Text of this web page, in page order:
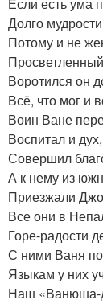
Если есть ума
Долго
Потому и не
Воротился он
Всё, что мог и
Воин Ване
Воспитал и
Совершил
А к нему из
Приезжали
Все они в
Горе-радости
С ними Ваня
Языкам у них
Наш «Ванюша-